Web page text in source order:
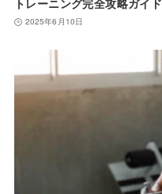
トレーニング完全攻略ガイド
2025年6月10日